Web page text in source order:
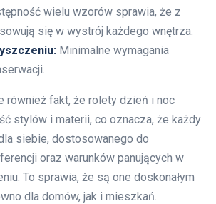
wielu wzorów sprawia, że z
się w wystrój każdego wnętrza.
Minimalne wymagania
również fakt, że rolety dzień i noc
stylów i materii, co oznacza, że każdy
siebie, dostosowanego do
oraz warunków panujących w
To sprawia, że są one doskonałym
dla domów, jak i mieszkań.